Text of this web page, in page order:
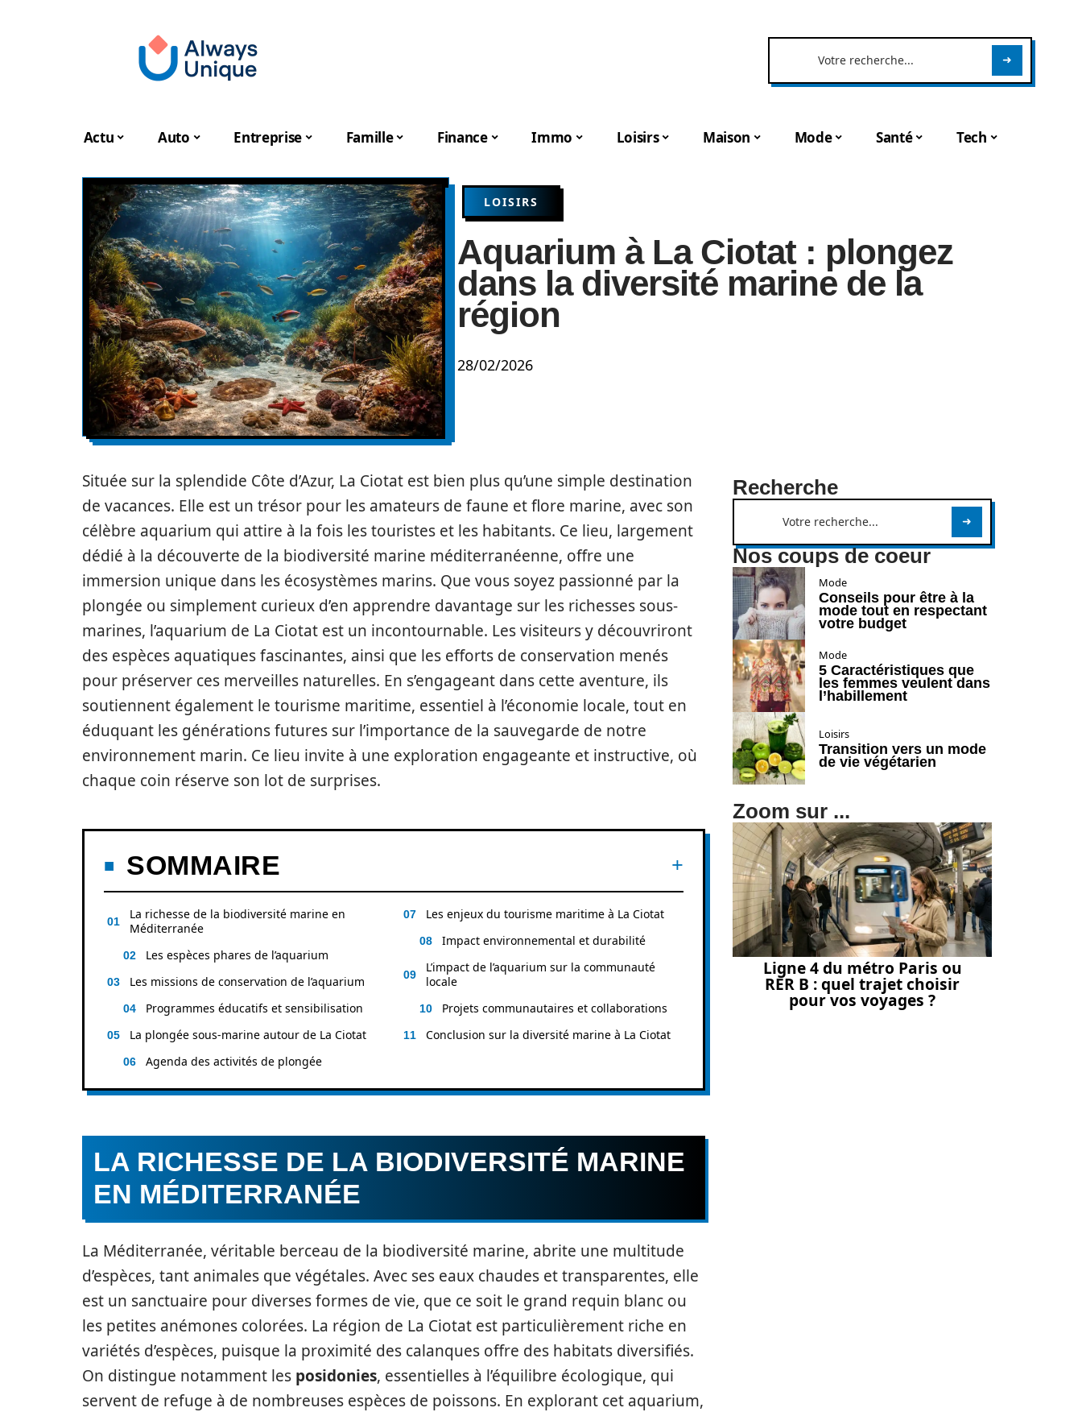
Actu Auto Entreprise Famille Finance Immo Loisirs Maison Mode Santé Tech
LOISIRS
Aquarium à La Ciotat : plongez
dans la diversité marine de la
région
28/02/2026
Située sur la splendide Côte d’Azur, La Ciotat est bien plus qu’une simple destination
de vacances. Elle est un trésor pour les amateurs de faune et flore marine, avec son
célèbre aquarium qui attire à la fois les touristes et les habitants. Ce lieu, largement
dédié à la découverte de la biodiversité marine méditerranéenne, offre une
immersion unique dans les écosystèmes marins. Que vous soyez passionné par la
plongée ou simplement curieux d’en apprendre davantage sur les richesses sous-
marines, l’aquarium de La Ciotat est un incontournable. Les visiteurs y découvriront
des espèces aquatiques fascinantes, ainsi que les efforts de conservation menés
pour préserver ces merveilles naturelles. En s’engageant dans cette aventure, ils
soutiennent également le tourisme maritime, essentiel à l’économie locale, tout en
éduquant les générations futures sur l’importance de la sauvegarde de notre
environnement marin. Ce lieu invite à une exploration engageante et instructive, où
chaque coin réserve son lot de surprises.
SOMMAIRE
La richesse de la biodiversité marine en
Méditerranée
Les espèces phares de l’aquarium
Les missions de conservation de l’aquarium
Programmes éducatifs et sensibilisation
La plongée sous-marine autour de La Ciotat
Agenda des activités de plongée
Les enjeux du tourisme maritime à La Ciotat
Impact environnemental et durabilité
L’impact de l’aquarium sur la communauté
locale
Projets communautaires et collaborations
Conclusion sur la diversité marine à La Ciotat
LA RICHESSE DE LA BIODIVERSITÉ MARINE
EN MÉDITERRANÉE
La Méditerranée, véritable berceau de la biodiversité marine, abrite une multitude
d’espèces, tant animales que végétales. Avec ses eaux chaudes et transparentes, elle
est un sanctuaire pour diverses formes de vie, que ce soit le grand requin blanc ou
les petites anémones colorées. La région de La Ciotat est particulièrement riche en
variétés d’espèces, puisque la proximité des calanques offre des habitats diversifiés.
On distingue notamment les posidonies, essentielles à l’équilibre écologique, qui
servent de refuge à de nombreuses espèces de poissons. En explorant cet aquarium,
Recherche
Nos coups de coeur
Mode
Conseils pour être à la
mode tout en respectant
votre budget
Mode
5 Caractéristiques que
les femmes veulent dans
l’habillement
Loisirs
Transition vers un mode
de vie végétarien
Zoom sur ...
Ligne 4 du métro Paris ou
RER B : quel trajet choisir
pour vos voyages ?